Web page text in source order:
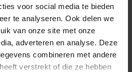
voor social media te bieden
te analyseren. Ook delen we
van onze site met onze
adverteren en analyse. Deze
combineren met andere
verstrekt of die ze hebben